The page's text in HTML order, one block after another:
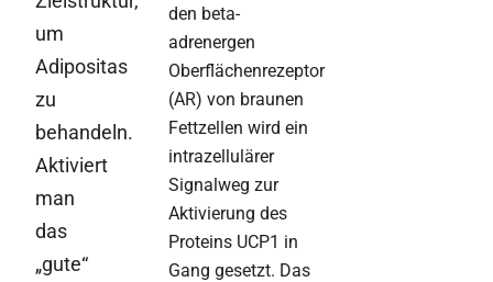
um
Adipositas
zu
behandeln.
Aktiviert
man
das
„gute“
den beta-
adrenergen
Oberflächenrezeptor
(AR) von braunen
Fettzellen wird ein
intrazellulärer
Signalweg zur
Aktivierung des
Proteins UCP1 in
Gang gesetzt. Das